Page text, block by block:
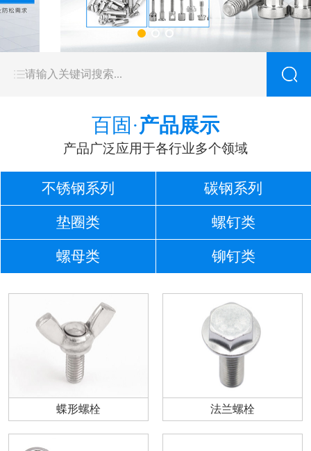
百固·产品展示
产品广泛应用于各行业多个领域
不锈钢系列 碳钢系列
垫圈类 螺钉类
螺母类 铆钉类
蝶形螺栓 法兰螺栓